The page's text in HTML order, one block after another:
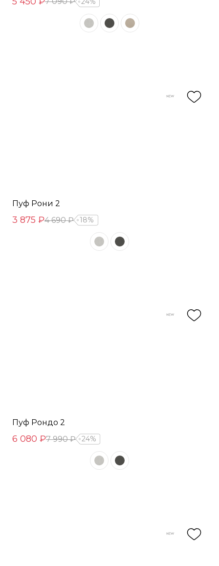
Пуф Рони 2
3 875 ₽4 690 ₽ 18%
Пуф Рондо 2
6 080 ₽7 990 ₽ 24%